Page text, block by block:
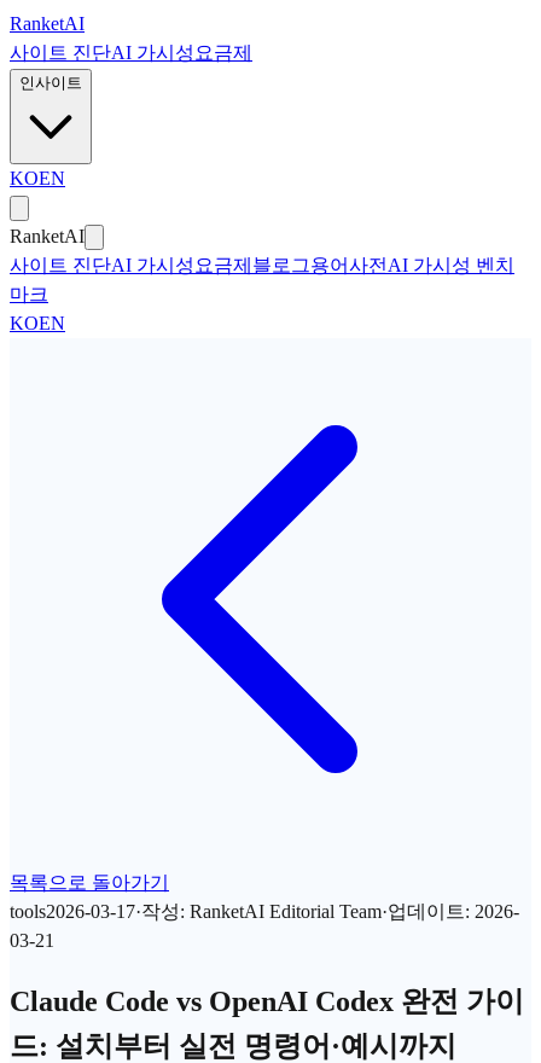
본문으로 건너뛰기
RanketAI
사이트 진단AI 가시성 요금제
인사이트
KOEN
RanketAI
사이트 진단AI 가시성 요금제 블로그용어사전 AI 가시성 벤치
마크
KOEN
목록으로 돌아가기
tools2026-03-17·작성: RanketAI Editorial Team·업데이트: 2026-
03-21
Claude Code vs OpenAI Codex 완전 가이
드: 설치부터 실전 명령어·예시까지